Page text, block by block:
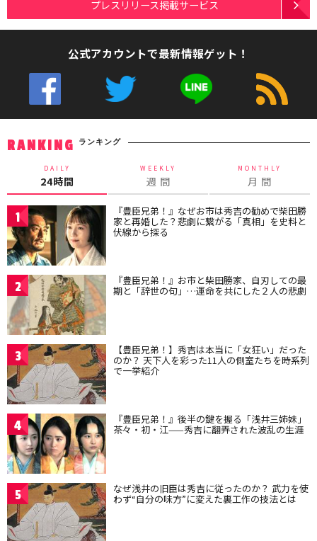
プレスリリース掲載サービス
公式アカウントで最新情報ゲット！
RANKING ランキング
DAILY
24時間
WEEKLY
週 間
MONTHLY
月 間
1 『豊臣兄弟！』なぜお市は秀吉の勧めで柴田勝
家と再婚した？悲劇に繋がる「真相」を史料と
伏線から探る
2 『豊臣兄弟！』お市と柴田勝家、自刃しての最
期と「辞世の句」…運命を共にした２人の悲劇
3 【豊臣兄弟！】秀吉は本当に「女狂い」だった
のか？ 天下人を彩った11人の側室たちを時系列
で一挙紹介
4 『豊臣兄弟！』後半の鍵を握る「浅井三姉妹」
茶々・初・江——秀吉に翻弄された波乱の生涯
5 なぜ浅井の旧臣は秀吉に従ったのか？ 武力を使
わず“自分の味方”に変えた裏工作の技法とは